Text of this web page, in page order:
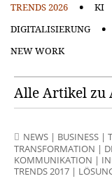
TRENDS 2026 KI
DIGITALISIERUNG
NEW WORK
Alle Artikel zu
NEWS | BUSINESS |
TRANSFORMATION |
KOMMUNIKATION |
TRENDS 2017 |